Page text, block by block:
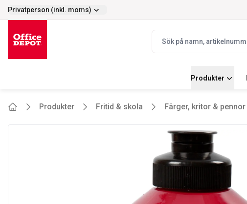
selector.vat
Privatperson (inkl. moms)
navbar.quicksearch.label
Produkter
Produkter Fritid & skola Färger, kritor & pennor